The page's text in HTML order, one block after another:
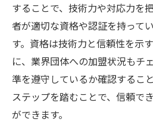
設置場所の確認に必要
給湯器交換に必要な許可
説
必要な許可の種類と取
地元自治体とのスム
許可申請に必要な書類
することで、技術力や対応力を
者が適切な資格や認証を持って
す。資格は技術力と信頼性を示
に、業界団体への加盟状況もチ
準を遵守しているか確認するこ
ステップを踏むことで、信頼で
ができます。